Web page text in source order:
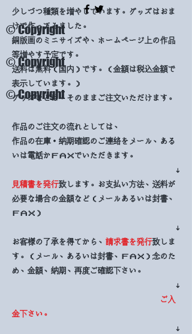
© Copyright
© Copyright
© Copyright
少しづつ種類を増やしています。グッズはおま
けで作ってみました。
​銅版画のミニサイズや、ホームページ上の作品
等増やす予定です。
送料は無料（国内）です。（金額は税込金額で
表示しています。）​
グッズなどは、そのままご注文いただけます。
作品のご注文の流れとしては、
作品の在庫・納期確認のご連絡をメール、ある
いは電話かＦＡＸでいただきます。
↓
見積書を発行致します。お支払い方法、送料が
必要な場合の金額など（メールあるいは封書、
ＦＡＸ）
↓
お客様の了承を得てから、 請求書を発行致しま
す。（メール、あるいは封書、ＦＡＸ）​念のた
め、金額、納期、再度ご確認下さい。
↓
ご入
金下さい。
↓